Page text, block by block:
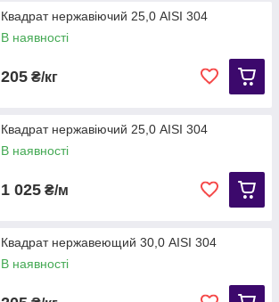
Квадрат нержавіючий 25,0 AISI 304
В наявності
205 ₴/кг
Квадрат нержавіючий 25,0 AISI 304
В наявності
1 025 ₴/м
Квадрат нержавеющий 30,0 AISI 304
В наявності